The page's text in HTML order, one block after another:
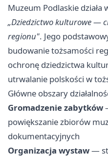
Muzeum Podlaskie
„Dziedzictwo kulturowe —
regionu". Jego
budowanie tożsamości
ochronę dziedzictwa
utrwalanie polskości w
Główne obszary
Gromadzenie zabytków
powiększanie zbiorów
dokumentacyjnych
Organizacja wystaw—